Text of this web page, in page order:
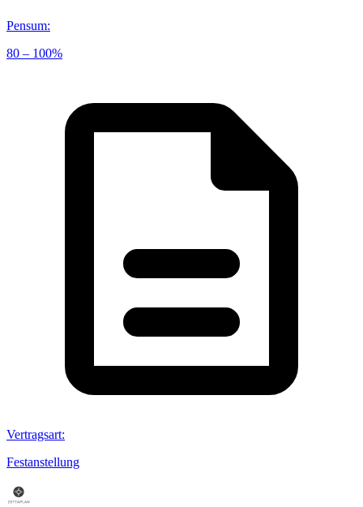
Pensum:
80 – 100%
Vertragsart:
Festanstellung